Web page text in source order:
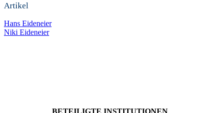
Artikel
Hans Eideneier
Niki Eideneier